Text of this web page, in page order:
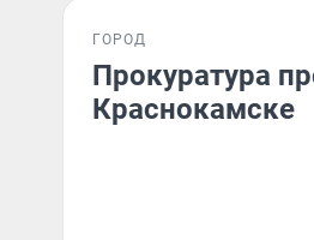
ГОРОД
Прокуратура
Краснокамске